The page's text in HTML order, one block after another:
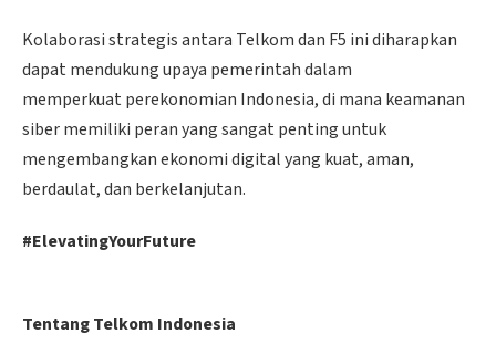
Kolaborasi strategis antara Telkom dan F5 ini diharapkan
dapat mendukung upaya pemerintah dalam
memperkuat perekonomian Indonesia, di mana keamanan
siber memiliki peran yang sangat penting untuk
mengembangkan ekonomi digital yang kuat, aman,
berdaulat, dan berkelanjutan.
#ElevatingYourFuture
Tentang Telkom Indonesia